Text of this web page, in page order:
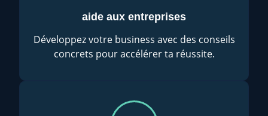
aide aux entreprises
Développez votre business avec des conseils
concrets pour accélérer ta réussite.